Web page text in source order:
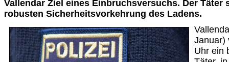
Vallendar Ziel eines Einbruchsversuchs. Der Täter
robusten Sicherheitsvorkehrung des Ladens.
Januar)
Uhr ein